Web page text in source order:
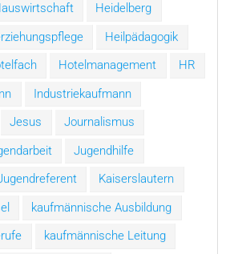
Heidelberg
Heilpädagogik
Hotelmanagement
HR
Industriekaufmann
Jesus
Journalismus
Jugendhilfe
Kaiserslautern
kaufmännische Ausbildung
kaufmännische Leitung